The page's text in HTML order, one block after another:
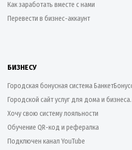
Как заработать вместе с нами
Перевести в бизнес-аккаунт
БИЗНЕСУ
Городская бонусная система
Городской сайт услуг для дома и
Хочу свою систему лояльности
Обучение QR-код и рефералка
Подключен канал YouTube